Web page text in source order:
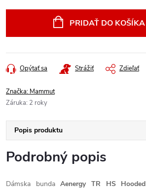
PRIDAŤ DO KOŠÍKA
Opýtať sa Strážiť Zdieľať
Značka: Mammut
Záruka: 2 roky
Popis produktu
Podrobný popis
Dámska bunda Aenergy TR HS Hooded